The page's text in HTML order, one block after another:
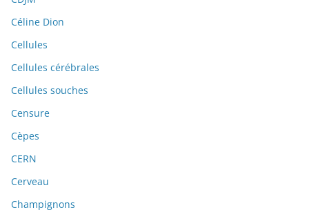
Céline Dion
Cellules
Cellules cérébrales
Cellules souches
Censure
Cèpes
CERN
Cerveau
Champignons